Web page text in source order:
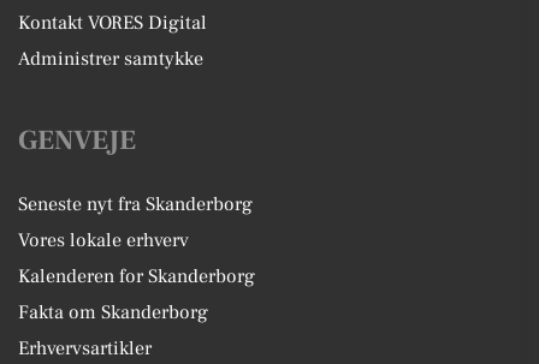
Kontakt VORES Digital
Administrer samtykke
GENVEJE
Seneste nyt fra Skanderborg
Vores lokale erhverv
Kalenderen for Skanderborg
Fakta om Skanderborg
Erhvervsartikler